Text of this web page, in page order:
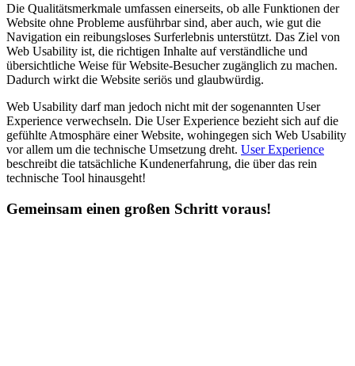
Die Qualitätsmerkmale umfassen einerseits, ob alle Funktionen der
Website ohne Probleme ausführbar sind, aber auch, wie gut die
Navigation ein reibungsloses Surferlebnis unterstützt. Das Ziel von
Web Usability ist, die richtigen Inhalte auf verständliche und
übersichtliche Weise für Website-Besucher zugänglich zu machen.
Dadurch wirkt die Website seriös und glaubwürdig.
Web Usability darf man jedoch nicht mit der sogenannten User
Experience verwechseln. Die User Experience bezieht sich auf die
gefühlte Atmosphäre einer Website, wohingegen sich Web Usability
vor allem um die technische Umsetzung dreht. User Experience
beschreibt die tatsächliche Kundenerfahrung, die über das rein
technische Tool hinausgeht!
Gemeinsam einen großen Schritt voraus!